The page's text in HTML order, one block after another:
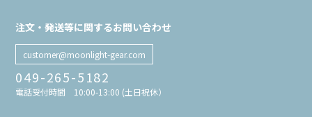
注文・発送等に関するお問い合わせ
customer@moonlight-gear.com
049-265-5182
電話受付時間 10:00-13:00 (土日祝休）